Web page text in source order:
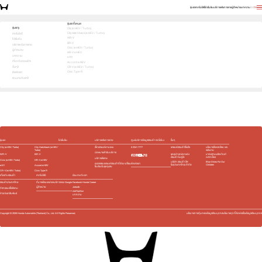
รุ่นรถเทคโนโลยีโปรโมชันบริการหลังการขายผู้จำหน่ายบทความENTH
รุ่นรถ
เทคโนโลยี
โปรโมชัน
บริการหลังการขาย
ผู้จำหน่าย
บทความ
เกี่ยวกับฮอนด้า
อื่นๆ
ติดต่อเรา
ร่วมงานกับเรา
รุ่นรถทั้งหมด
City (e:HEV / Turbo)
City Hatchback (e:HEV / Turbo)
WR-V
BR-V
Civic (e:HEV / Turbo)
HR-V e:HEV
e:N1
Accord e:HEV
CR-V (e:HEV / Turbo)
Civic Type R
Pick the right car. Get the right deal.
3 เลือกโชว์รูมใกล้คุณ
รุ่นรถ
City (e:HEV / Turbo)
City Hatchback (e:HEV /
Turbo)
WR-V
BR-V
Civic (e:HEV / Turbo)
HR-V e:HEV
e:N1
Accord e:HEV
CR-V (e:HEV / Turbo)
Civic Type R
โปรโมชัน
บริการหลังการขาย
เช็กรถยนต์ตามระยะ
นัดหมายเข้ารับบริการ
บริการพิเศษ
ตรวจสอบรถยนต์ฮอนด้าที่ต้อง เปลี่ยน
ชิ้นส่วนในชุดถุงลม
ศูนย์บริการข้อมูลฮอนด้า 24 ชั่วโมง
0 2341 7777
ติดต่อเรา
อื่นๆ
รถยนต์ฮอนด้าใช้แล้ว
นโยบายสิ่งแวดล้อม และ
พลังงาน
ชุดอุปกรณ์ตกแต่ง​
ฮอนด้า โมดูโล
มาตรฐานผลิตภัณฑ์
ฉลากเขียว
บริษัท ฮอนด้า ลีส
ซิ่ง(ประเทศไทย) จำกัด
Blue Skies For Our
Children
เกี่ยวกับฮอนด้า
ฮอนด้าประเทศไทย
กิจกรรมเพื่อสังคม
ข่าวประชาสัมพันธ์
เทคโนโลยี
ที่มาพร้อมแอปและบริการของ Google
ผู้จำหน่าย
ร่วมงานกับเรา
Facebook Honda Career
Jobsdb
JobTopGun
บทความ
Copyright ©2026Honda Automobile (Thailand) Co., Ltd. All Rights Reserved. นโยบายการคุ้มครองข้อมูลส่วนบุคคลนโยบายคุกกี้ติดต่อเรื่องข้อมูลส่วนบุคคล